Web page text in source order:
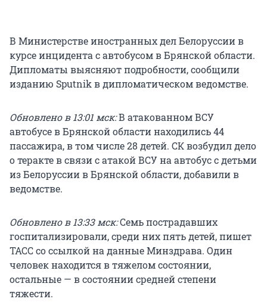
В Министерстве иностранных дел Белоруссии в
курсе инцидента с автобусом в Брянской области.
Дипломаты выясняют подробности, сообщили
изданию Sputnik в дипломатическом ведомстве.
Обновлено в 13:01 мск:В атакованном ВСУ
автобусе в Брянской области находились 44
пассажира, в том числе 28 детей. СК возбудил дело
о теракте в связи с атакой ВСУ на автобус с детьми
из Белоруссии в Брянской области, добавили в
ведомстве.
Обновлено в 13:33 мск:Семь пострадавших
госпитализировали, среди них пять детей, пишет
ТАСС со ссылкой на данные Минздрава. Один
человек находится в тяжелом состоянии,
остальные — в состоянии средней степени
тяжести.